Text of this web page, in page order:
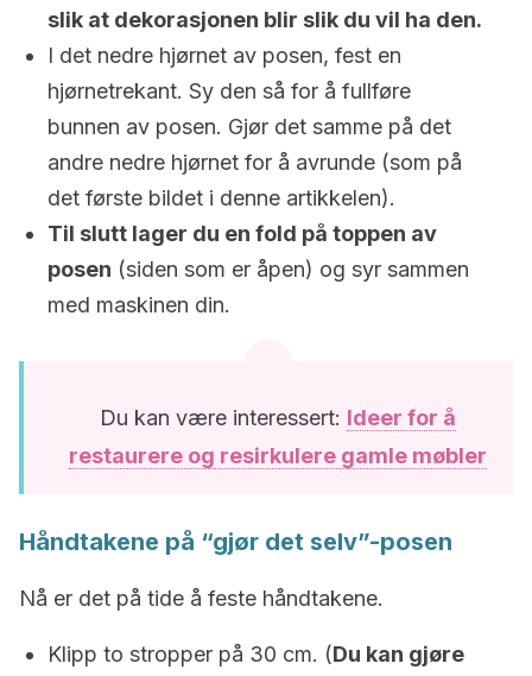
slik at dekorasjonen blir slik du vil ha den.
I det nedre hjørnet av posen, fest en
hjørnetrekant. Sy den så for å fullføre
bunnen av posen. Gjør det samme på det
andre nedre hjørnet for å avrunde (som på
det første bildet i denne artikkelen).
Til slutt lager du en fold på toppen av
posen (siden som er åpen) og syr sammen
med maskinen din.
Du kan være interessert: Ideer for å
restaurere og resirkulere gamle møbler
Håndtakene på “gjør det selv”-posen
Nå er det på tide å feste håndtakene.
Klipp to stropper på 30 cm. (Du kan gjøre